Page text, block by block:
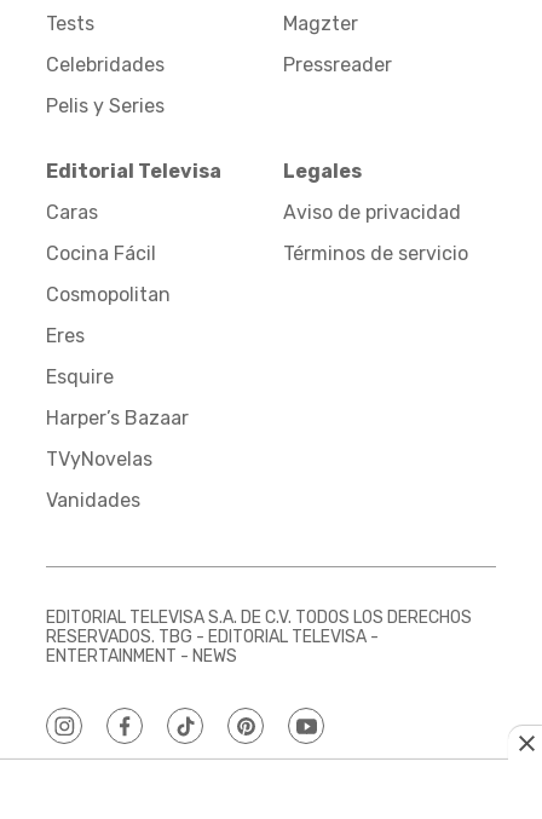
Tests
Celebridades
Pelis y Series
Magzter
Pressreader
Editorial Televisa
Caras
Cocina Fácil
Cosmopolitan
Eres
Esquire
Harper’s Bazaar
TVyNovelas
Vanidades
Legales
Aviso de privacidad
Términos de servicio
EDITORIAL TELEVISA S.A. DE C.V. TODOS LOS DERECHOS
RESERVADOS. TBG - EDITORIAL TELEVISA -
ENTERTAINMENT - NEWS
instagramfacebooktiktokpinterestyoutube